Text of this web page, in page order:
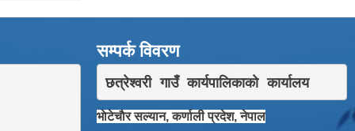
सम्पर्क विवरण
छत्रेश्वरी गाउँ कार्यपालिकाकाे कार्यालय
भाेटेचाैर सल्यान, कर्णाली प्रदेश, नेपाल